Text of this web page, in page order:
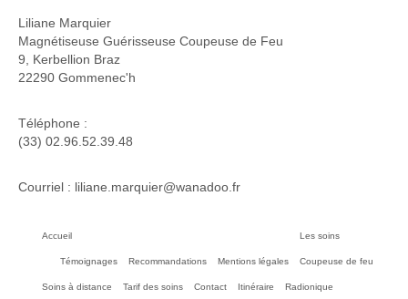
Liliane Marquier
Magnétiseuse Guérisseuse Coupeuse de Feu
9, Kerbellion Braz
22290 Gommenec'h
Téléphone :
(33) 02.96.52.39.48
Courriel : liliane.marquier@wanadoo.fr
Accueil
Témoignages Recommandations Mentions légales
Les soins
Coupeuse de feu
Soins à distance Tarif des soins Contact Itinéraire Radionique